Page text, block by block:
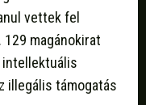
vettek fel
magánokirat
intellektuális
illegális támogatás